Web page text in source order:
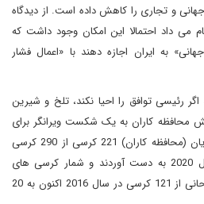
و تجاری را کاهش داده است. از دیدگاه
می داد احتمالا این امکان وجود داشت که
به ایران اجازه دهند با «اعمال فشار
رئیسی توافق را احیا نکند، تلخ و شیرین
محافظه کاران به یک شکست ویرانگر برای
اصلاح طلبان شده است. اصولگرایان (محافظه کاران) 221 کرسی از 290 کرسی
مجلس شورای اسلامی را در سال 2020 به دست آوردند و شمار کرسی های
ائتلاف اصلاح طلبان به رهبری روحانی از 121 کرسی در سال 2016 اکنون به 20